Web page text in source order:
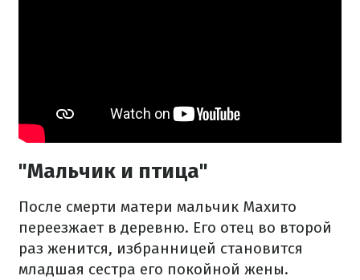
"Мальчик и птица"
После смерти матери мальчик Махито
переезжает в деревню. Его отец во второй
раз женится, избранницей становится
младшая сестра его покойной жены.